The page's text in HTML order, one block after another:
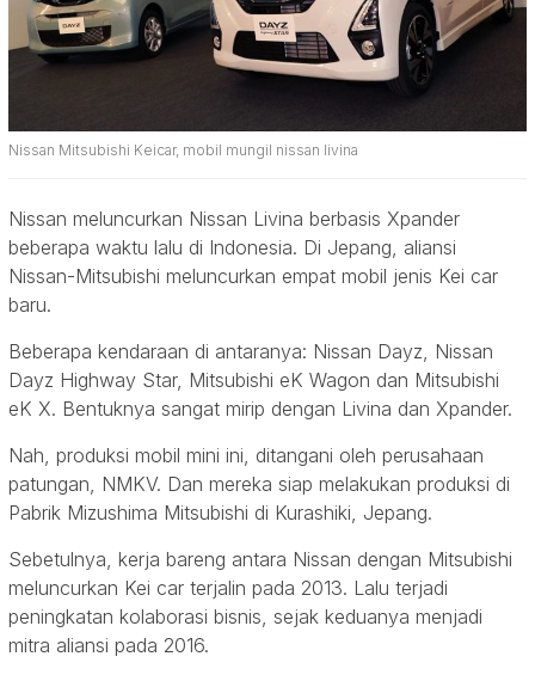
Nissan Mitsubishi Keicar, mobil mungil nissan livina
Nissan meluncurkan Nissan Livina berbasis Xpander
beberapa waktu lalu di Indonesia. Di Jepang, aliansi
Nissan-Mitsubishi meluncurkan empat mobil jenis Kei car
baru.
Beberapa kendaraan di antaranya: Nissan Dayz, Nissan
Dayz Highway Star, Mitsubishi eK Wagon dan Mitsubishi
eK X. Bentuknya sangat mirip dengan Livina dan Xpander.
Nah, produksi mobil mini ini, ditangani oleh perusahaan
patungan, NMKV. Dan mereka siap melakukan produksi di
Pabrik Mizushima Mitsubishi di Kurashiki, Jepang.
Sebetulnya, kerja bareng antara Nissan dengan Mitsubishi
meluncurkan Kei car terjalin pada 2013. Lalu terjadi
peningkatan kolaborasi bisnis, sejak keduanya menjadi
mitra aliansi pada 2016.